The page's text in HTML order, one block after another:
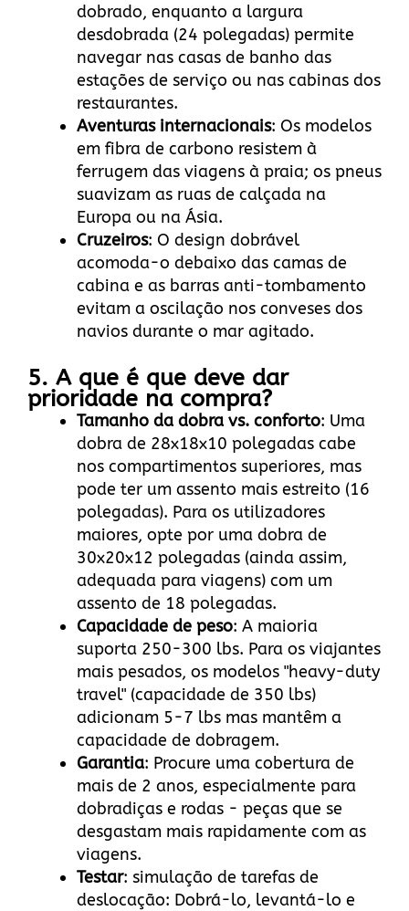
dobrado, enquanto a largura
desdobrada (24 polegadas) permite
navegar nas casas de banho das
estações de serviço ou nas cabinas dos
restaurantes.
Aventuras internacionais: Os modelos
em fibra de carbono resistem à
ferrugem das viagens à praia; os pneus
suavizam as ruas de calçada na
Europa ou na Ásia.
Cruzeiros: O design dobrável
acomoda-o debaixo das camas de
cabina e as barras anti-tombamento
evitam a oscilação nos conveses dos
navios durante o mar agitado.
5. A que é que deve dar
prioridade na compra?
Tamanho da dobra vs. conforto: Uma
dobra de 28x18x10 polegadas cabe
nos compartimentos superiores, mas
pode ter um assento mais estreito (16
polegadas). Para os utilizadores
maiores, opte por uma dobra de
30x20x12 polegadas (ainda assim,
adequada para viagens) com um
assento de 18 polegadas.
Capacidade de peso: A maioria
suporta 250-300 lbs. Para os viajantes
mais pesados, os modelos "heavy-duty
travel" (capacidade de 350 lbs)
adicionam 5-7 lbs mas mantêm a
capacidade de dobragem.
Garantia: Procure uma cobertura de
mais de 2 anos, especialmente para
dobradiças e rodas - peças que se
desgastam mais rapidamente com as
viagens.
Testar: simulação de tarefas de
deslocação: Dobrá-lo, levantá-lo e